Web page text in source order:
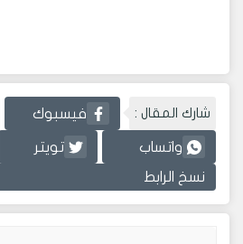
شارك المقال : فيسبوك
واتساب تويتر
نسخ الرابط